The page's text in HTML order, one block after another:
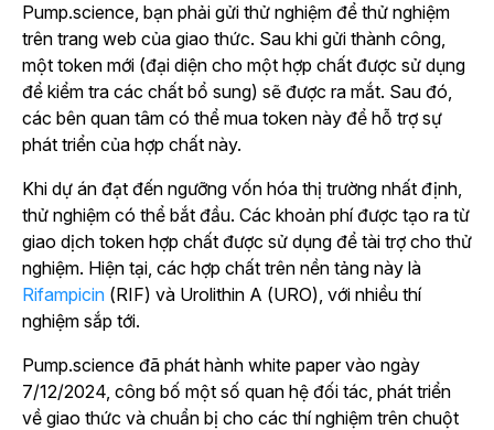
Pump.science, bạn phải gửi thử nghiệm để thử nghiệm
trên trang web của giao thức. Sau khi gửi thành công,
một token mới (đại diện cho một hợp chất được sử dụng
để kiểm tra các chất bổ sung) sẽ được ra mắt. Sau đó,
các bên quan tâm có thể mua token này để hỗ trợ sự
phát triển của hợp chất này.
Khi dự án đạt đến ngưỡng vốn hóa thị trường nhất định,
thử nghiệm có thể bắt đầu. Các khoản phí được tạo ra từ
giao dịch token hợp chất được sử dụng để tài trợ cho thử
nghiệm. Hiện tại, các hợp chất trên nền tảng này là
Rifampicin (RIF) và Urolithin A (URO), với nhiều thí
nghiệm sắp tới.
Pump.science đã phát hành white paper vào ngày
7/12/2024, công bố một số quan hệ đối tác, phát triển
về giao thức và chuẩn bị cho các thí nghiệm trên chuột